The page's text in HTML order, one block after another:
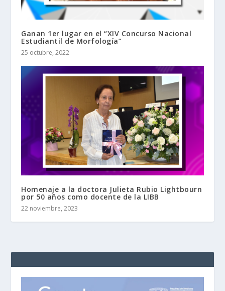
Ganan 1er lugar en el “XIV Concurso Nacional
Estudiantil de Morfología”
25 octubre, 2022
Homenaje a la doctora Julieta Rubio Lightbourn
por 50 años como docente de la LIBB
22 noviembre, 2023